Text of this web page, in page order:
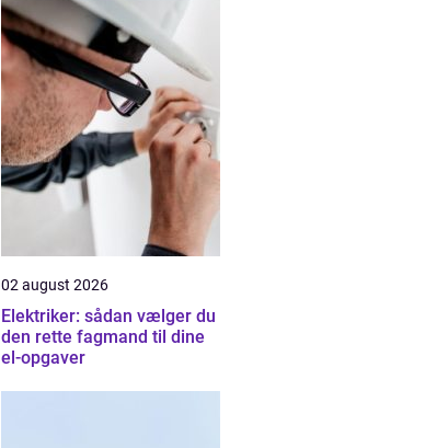
02 august 2026
Elektriker: sådan vælger du
den rette fagmand til dine
el-opgaver